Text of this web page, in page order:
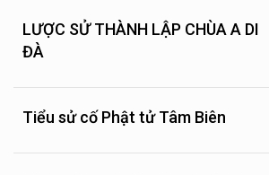
LƯỢC SỬ THÀNH LẬP CHÙA A DI
ĐÀ
Tiểu sử cố Phật tử Tâm Biên